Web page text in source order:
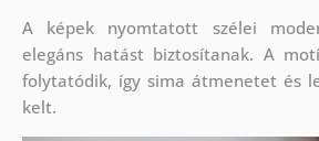
A képek nyomtatott szélei
elegáns hatást biztosítanak. A
folytatódik, így sima átmenetet és
kelt.